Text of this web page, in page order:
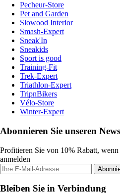
Pecheur-Store
Pet and Garden
Slowood Interior
Smash-Expert
Sneak'In
Sneakids
Sport is good
Training-Fit
Trek-Expert
Triathlon-Expert
TripnBikers
Vélo-Store
Winter-Expert
Abonnieren Sie unseren
Profitieren Sie von 10% Rabatt,
anmelden
Bleiben Sie in Verbindung